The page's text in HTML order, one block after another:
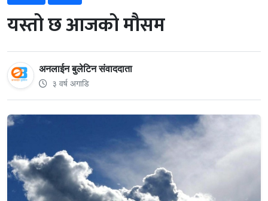
यस्तो छ आजको मौसम
अनलाईन बुलेटिन संवाददाता
३ वर्ष अगाडि